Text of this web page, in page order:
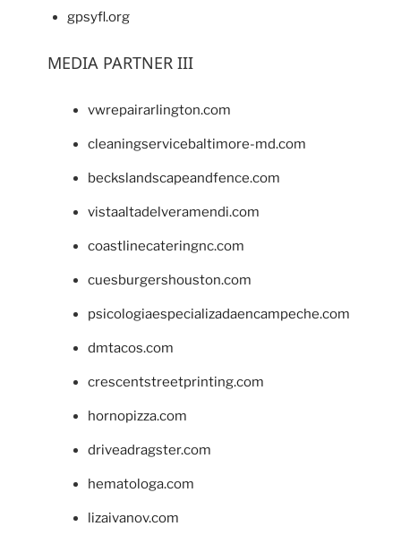
gpsyfl.org
MEDIA PARTNER III
vwrepairarlington.com
cleaningservicebaltimore-md.com
beckslandscapeandfence.com
vistaaltadelveramendi.com
coastlinecateringnc.com
cuesburgershouston.com
psicologiaespecializadaencampeche.com
dmtacos.com
crescentstreetprinting.com
hornopizza.com
driveadragster.com
hematologa.com
lizaivanov.com